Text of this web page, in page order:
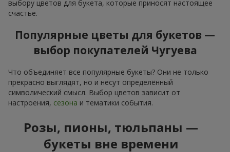
выбору цветов для букета, которые приносят настоящее
счастье.
Популярные цветы для букетов —
выбор покупателей Чугуева
Что объединяет все популярные букеты? Они не только
прекрасно выглядят, но и несут определённый
символический смысл. Выбор цветов зависит от
настроения, сезона и тематики события.
Розы, пионы, тюльпаны —
букеты вне времени